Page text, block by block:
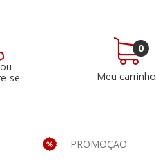
ou
se
0
Meu carrinho
PROMOÇÃO